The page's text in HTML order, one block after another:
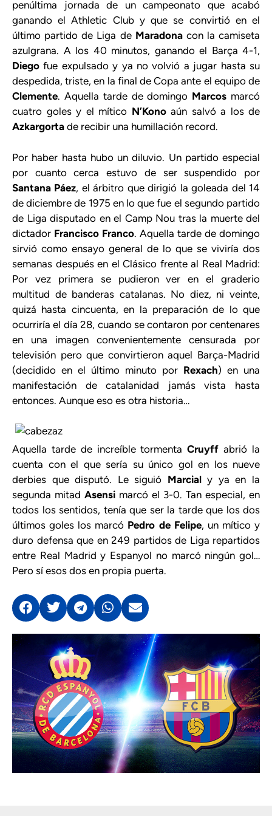
penúltima jornada de un campeonato que acabó
ganando el Athletic Club y que se convirtió en el
último partido de Liga de Maradonacon la camiseta
azulgrana. A los 40 minutos, ganando el Barça 4-1,
Diego fue expulsado y ya no volvió a jugar hasta su
despedida, triste, en la final de Copa ante el equipo de
Clemente. Aquella tarde de domingo Marcos marcó
cuatro goles y el mítico N’Konoaún salvó a los de
Azkargorta de recibir una humillación record.
Por haber hasta hubo un diluvio. Un partido especial
por cuanto cerca estuvo de ser suspendido por
Santana Páez, el árbitro que dirigió la goleada del 14
de diciembre de 1975 en lo que fue el segundo partido
de Liga disputado en el Camp Nou tras la muerte del
dictador Francisco Franco. Aquella tarde de domingo
sirvió como ensayo general de lo que se viviría dos
semanas después en el Clásico frente al Real Madrid:
Por vez primera se pudieron ver en el graderio
multitud de banderas catalanas. No diez, ni veinte,
quizá hasta cincuenta, en la preparación de lo que
ocurriría el día 28, cuando se contaron por centenares
en una imagen convenientemente censurada por
televisión pero que convirtieron aquel Barça-Madrid
(decidido en el último minuto por Rexach) en una
manifestación de catalanidad jamás vista hasta
entonces. Aunque eso es otra historia…
Aquella tarde de increíble tormentaCruyff abrió la
cuenta con el que sería su único gol en los nueve
derbies que disputó. Le siguió Marcialy ya en la
segunda mitad Asensi marcó el 3-0. Tan especial, en
todos los sentidos, tenía que ser la tarde que los dos
últimos goles los marcó Pedro de Felipe, un mítico y
duro defensa que en 249 partidos de Liga repartidos
entre Real Madrid y Espanyol no marcó ningún gol…
Pero sí esos dos en propia puerta.